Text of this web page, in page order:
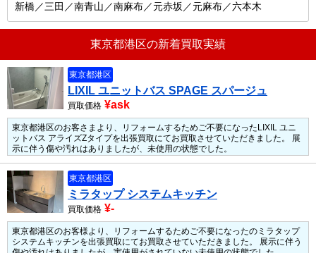
新橋／三田／南青山／南麻布／元赤坂／元麻布／六本木
東京都港区の新着買取実績
東京都港区
LIXIL ユニットバス SPAGE スパージュ
買取価格 ¥ask
東京都港区のお客さまより、リフォームするためご不要になったLIXIL ユニ
ットバス アライズZタイプを出張買取にてお買取させていただきました。
展
示に伴う傷や汚れはありましたが、未使用の状態でした。
東京都港区
ミラタップ システムキッチン
買取価格 ¥-
東京都港区のお客様より、リフォームするためご不要になったのミラタップ
システムキッチンを出張買取にてお買取させていただきました。
展示に伴う